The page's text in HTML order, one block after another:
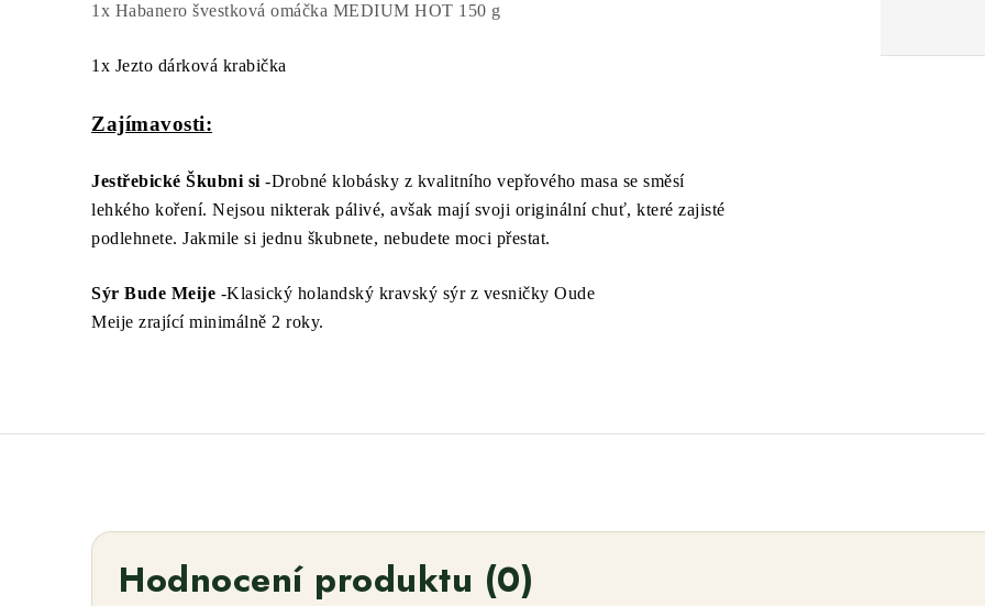
1x Habanero švestková omáčka MEDIUM HOT 150 g
1x Jezto dárková krabička
Zajímavosti:
Jestřebické Škubni si -Drobné klobásky z kvalitního vepřového masa se směsí
lehkého koření. Nejsou nikterak pálivé, avšak mají svoji originální chuť, které zajisté
podlehnete. Jakmile si jednu škubnete, nebudete moci přestat.
Sýr Bude Meije -Klasický holandský kravský sýr z vesničky Oude
Meije zrajícíminimálně 2 roky.
Hodnocení produktu (0)